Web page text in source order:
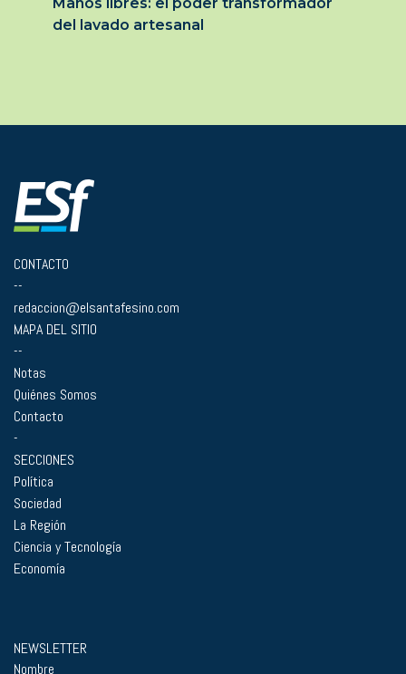
del lavado artesanal
CONTACTO
--
redaccion@elsantafesino.com
MAPA DEL SITIO
--
Notas
Quiénes Somos
Contacto
-
SECCIONES
Política
Sociedad
La Región
Ciencia y Tecnología
Economía
NEWSLETTER
Nombre